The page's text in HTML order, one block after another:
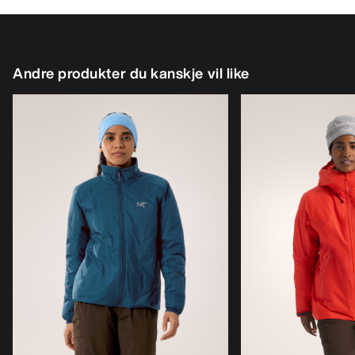
Andre produkter du kanskje vil like